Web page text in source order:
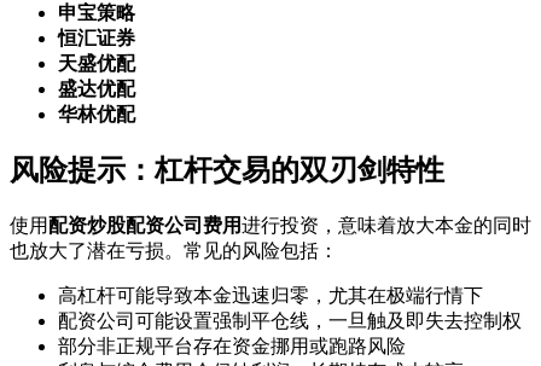
申宝策略
恒汇证券
天盛优配
盛达优配
华林优配
风险提示：杠杆交易的双刃剑特性
使用配资炒股配资公司费用进行投资，意味着放大本金的同时
也放大了潜在亏损。常见的风险包括：
高杠杆可能导致本金迅速归零，尤其在极端行情下
配资公司可能设置强制平仓线，一旦触及即失去控制权
部分非正规平台存在资金挪用或跑路风险